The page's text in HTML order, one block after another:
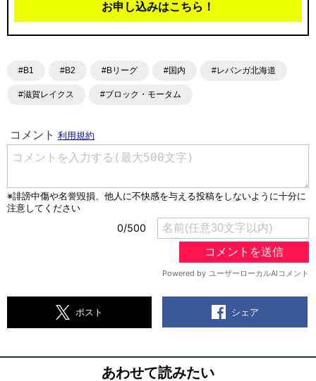
お申し込みはこちら！
#B1 #B2 #Bリーグ #国内 #レバンガ北海道
#滋賀レイクス #ブロック・モータム
ポスト シェア
あわせて読みたい